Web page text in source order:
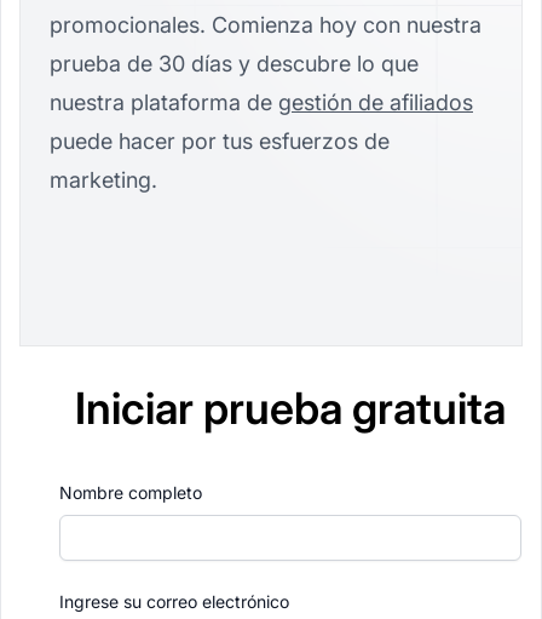
promocionales. Comienza hoy con nuestra
prueba de 30 días y descubre lo que
nuestra plataforma de gestión de afiliados
puede hacer por tus esfuerzos de
marketing.
Iniciar prueba gratuita
Nombre completo
Ingrese su correo electrónico